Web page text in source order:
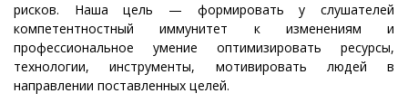
рисков. Наша цель — формировать у слушателей
компетентностный иммунитет к изменениям и
профессиональное умение оптимизировать ресурсы,
технологии, инструменты, мотивировать людей в
направлении поставленных целей.